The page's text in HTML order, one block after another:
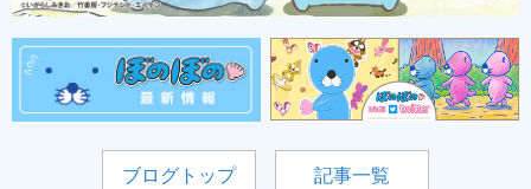
ブログトップ 記事一覧